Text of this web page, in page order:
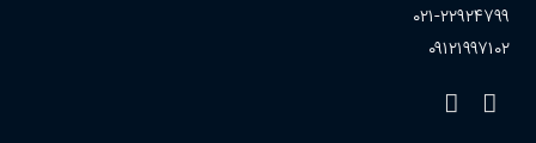
۰۲۱-۲۲۹۲۴۷۹۹
۰۹۱۲۱۹۹۷۱۰۲